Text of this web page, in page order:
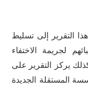
التقرير إلى تسليط
لجريمة الاختفاء
يركز التقرير على
المستقلة الجديدة